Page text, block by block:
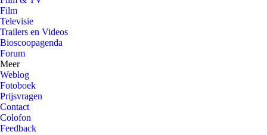
Film
Televisie
Trailers en Videos
Bioscoopagenda
Forum
Meer
Weblog
Fotoboek
Prijsvragen
Contact
Colofon
Feedback